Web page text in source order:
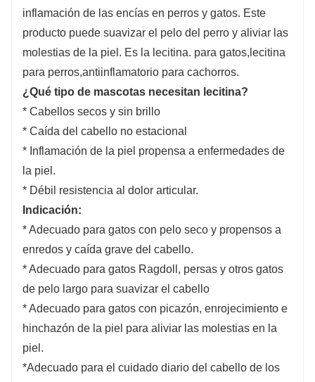
inflamación de las encías en perros y gatos. Este
producto puede suavizar el pelo del perro y aliviar las
molestias de la piel. Es la lecitina. para gatos,lecitina
para perros,antiinflamatorio para cachorros.
¿Qué tipo de mascotas necesitan lecitina?
* Cabellos secos y sin brillo
* Caída del cabello no estacional
* Inflamación de la piel propensa a enfermedades de
la piel.
* Débil resistencia al dolor articular.
Indicación:
* Adecuado para gatos con pelo seco y propensos a
enredos y caída grave del cabello.
* Adecuado para gatos Ragdoll, persas y otros gatos
de pelo largo para suavizar el cabello
* Adecuado para gatos con picazón, enrojecimiento e
hinchazón de la piel para aliviar las molestias en la
piel.
*Adecuado para el cuidado diario del cabello de los